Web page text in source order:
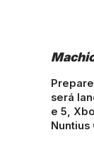
será
e 5,
Nuntius